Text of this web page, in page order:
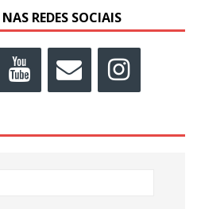
REDES SOCIAIS